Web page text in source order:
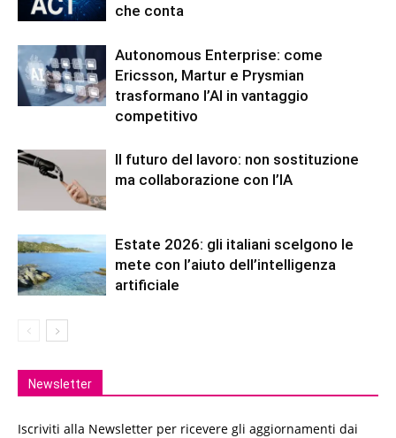
che conta
Autonomous Enterprise: come
Ericsson, Martur e Prysmian
trasformano l’AI in vantaggio
competitivo
Il futuro del lavoro: non sostituzione
ma collaborazione con l’IA
Estate 2026: gli italiani scelgono le
mete con l’aiuto dell’intelligenza
artificiale
Newsletter
Iscriviti alla Newsletter per ricevere gli aggiornamenti dai